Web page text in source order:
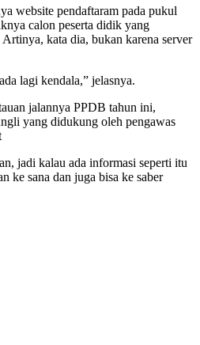
website pendaftaram pada pukul
calon peserta didik yang
Artinya, kata dia, bukan karena server
lagi kendala,” jelasnya.
jalannya PPDB tahun ini,
yang didukung oleh pengawas
jadi kalau ada informasi seperti itu
ke sana dan juga bisa ke saber